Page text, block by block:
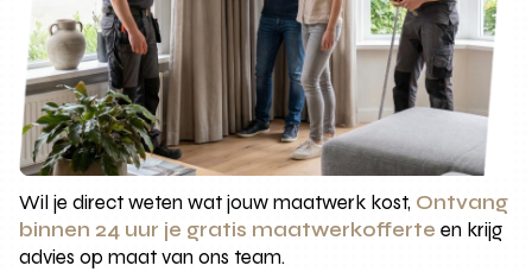
Wil je direct weten wat jouw maatwerk kost, Ontvang
binnen 24 uur je gratis maatwerkofferte en krijg
advies op maat van ons team.